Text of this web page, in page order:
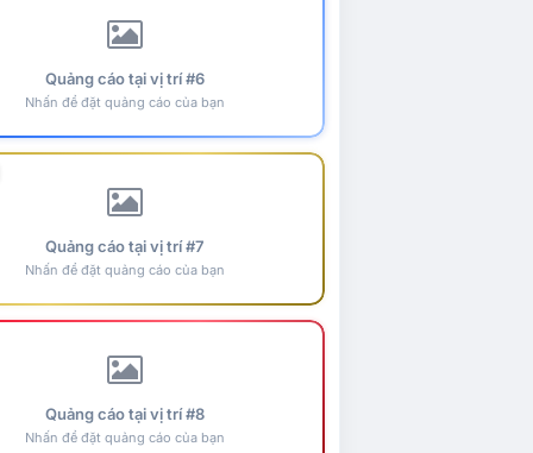
Quảng cáo tại vị trí #6
Nhấn để đặt quảng cáo của bạn
Quảng cáo tại vị trí #7
Nhấn để đặt quảng cáo của bạn
Quảng cáo tại vị trí #8
Nhấn để đặt quảng cáo của bạn